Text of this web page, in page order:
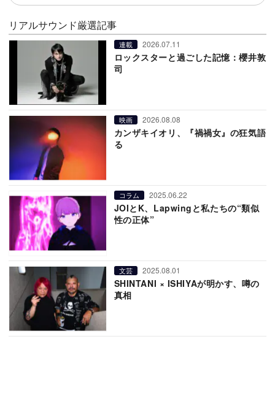
リアルサウンド厳選記事
連載 2026.07.11
ロックスターと過ごした記憶：櫻井敦
司
映画 2026.08.08
カンザキイオリ、『禍禍女』の狂気語
る
コラム 2025.06.22
JOIとK、Lapwingと私たちの“類似
性の正体”
文芸 2025.08.01
SHINTANI × ISHIYAが明かす、噂の
真相